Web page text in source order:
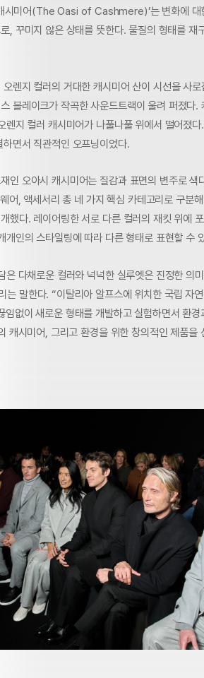
시미어(The Oasi of Cashmere)’는 변화에 대
, 꾸미지 않은 상태를 뜻한다. 물질의 형태를 재
렌지 컬러의 거대한 캐시미어 산이 시선을 사
블레이크가 작곡한 사운드트랙이 울려 퍼졌다.
렌지 컬러 캐시미어가 나풀나풀 위에서 떨어졌
면서 직관적인 오프닝이었다.
인 오아시 캐시미어는 질감과 표면의 변주로 색
어, 액세서리 총 네 가지 핵심 카테고리로 구분
했다. 레이어링한 서로 다른 컬러의 재킷 위에
개인의 스타일링에 따라 다른 형태로 표현할 수
은 다채로운 컬러와 넉넉한 실루엣은 진정한 의
는 말한다. “이탈리아 알프스에 위치한 국립 자연
임없이 새로운 형태를 개발하고 실험하면서 환
캐시미어, 그리고 환경을 위한 창의적인 제품을